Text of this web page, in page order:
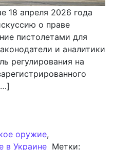
18 апреля 2026 года
о праве
пистолетами для
и аналитики
регулирования на
оружие,
в Украине Метки: